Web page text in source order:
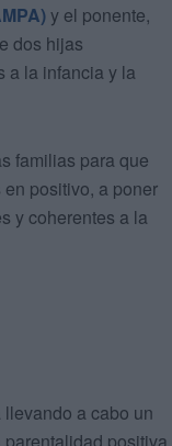
y el ponente,
dos hijas
a la infancia y la
familias para que
positivo, a poner
y coherentes a la
a cabo un